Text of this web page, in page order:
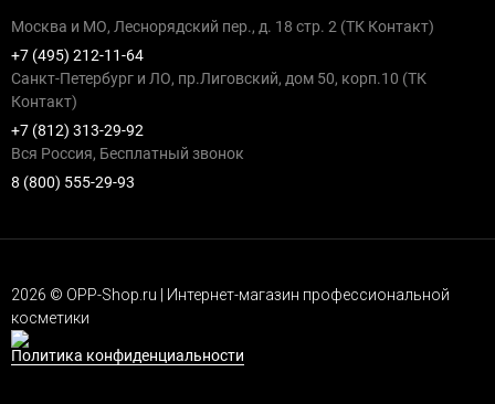
Москва и МО, Леснорядский пер., д. 18 стр. 2 (ТК Контакт)
+7 (495) 212-11-64
Санкт-Петербург и ЛО, пр.Лиговский, дом 50, корп.10 (ТК
Контакт)
+7 (812) 313-29-92
Вся Россия, Бесплатный звонок
8 (800) 555-29-93
2026 © OPP-Shop.ru | Интернет-магазин профессиональной
косметики
Политика конфиденциальности